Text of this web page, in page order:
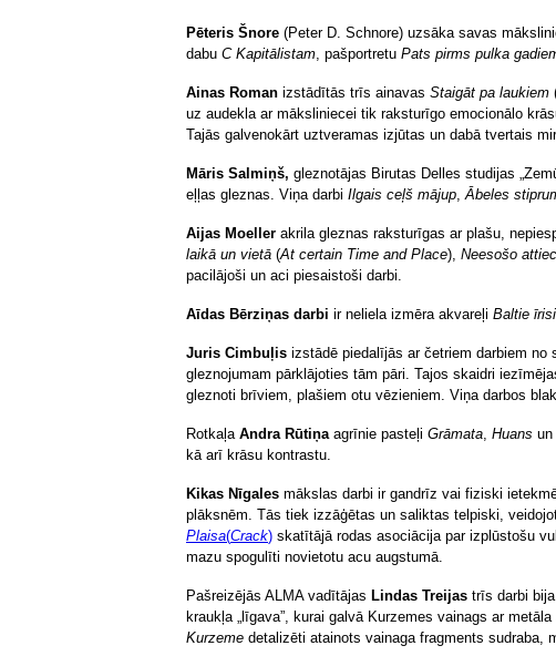
Pēteris Šnore (Peter D. Schnore) uzsāka savas
dabu C Kapitālistam, pašportretu Pats pirms pulka
Ainas Roman izstādītās trīs ainavas Staigāt pa laukiem
uz audekla ar māksliniecei tik raksturīgo emocionālo
Tajās galvenokārt uztveramas izjūtas un dabā tvertais
Māris Salmiņš, gleznotājas Birutas Delles studijas
eļļas gleznas. Viņa darbi Ilgais ceļš mājup,Ābeles
Aijas Moeller akrila gleznas raksturīgas ar plašu,
laikā un vietā (At certain Time and Place), Neesošo
pacilājoši un aci piesaistoši darbi.
Aīdas Bērziņas darbi ir neliela izmēra akvareļi Baltie īrisi
Juris Cimbuļis izstādē piedalījās ar četriem darbiem no
gleznojumam pārklājoties tām pāri. Tajos skaidri
gleznoti brīviem, plašiem otu vēzieniem. Viņa darbos
Rotkaļa Andra Rūtiņaagrīnie pasteļi Grāmata, Huans un
kā arī krāsu kontrastu.
Kikas Nīgales mākslas darbi ir gandrīz vai fiziski
plāksnēm. Tās tiek izzāģētas un saliktas telpiski,
Plaisa(Crack) skatītājā rodas asociācija par izplūstošu
mazu spogulīti novietotu acu augstumā.
Pašreizējās ALMA vadītājas Lindas Treijas trīs darbi
kraukļa „līgava”, kurai galvā Kurzemes vainags ar
Kurzeme detalizēti atainots vainaga fragments sudraba,